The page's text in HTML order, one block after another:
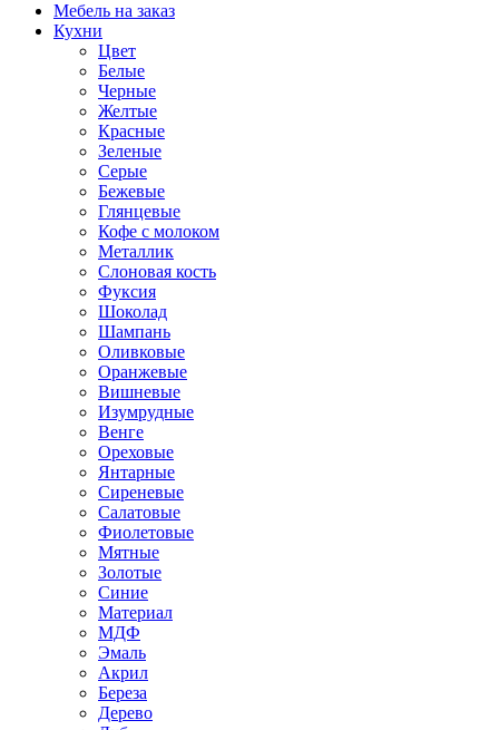
Мебель на заказ
Кухни
Цвет
Белые
Черные
Желтые
Красные
Зеленые
Серые
Бежевые
Глянцевые
Кофе с молоком
Металлик
Слоновая кость
Фуксия
Шоколад
Шампань
Оливковые
Оранжевые
Вишневые
Изумрудные
Венге
Ореховые
Янтарные
Сиреневые
Салатовые
Фиолетовые
Мятные
Золотые
Синие
Материал
МДФ
Эмаль
Акрил
Береза
Дерево